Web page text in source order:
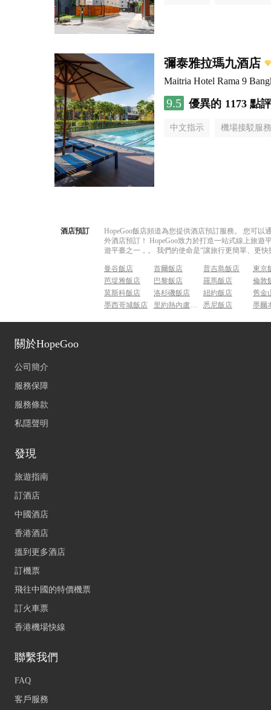
彌泰雅拉瑪九酒店
Maitria Hotel Rama 9
9.5 優異的 1173 點評
中文指示 機場接駁服務
酒店預訂
HopeGoo飯店頻道為您提供酒店預訂服務。 您可
外酒店預訂！ HopeGoo致力於打造一站式線上旅
遊平臺之一，。 我們的使命是“讓旅行更簡單、更
曼谷飯店 首爾飯店 普吉島飯店
東京
芭堤雅飯店
巴黎飯店 羅馬飯店
倫敦
莫斯科飯店
洛杉磯飯店 紐約飯店
舊金
墨西哥城飯店
里約熱內盧飯店 悉尼飯店 墨爾
關於HopeGoo
公司簡介
服務保障
服務條款
私隱聲明
發現
旅遊指南
訂酒店
中國酒店
香港酒店
搵到更多酒店
訂機票
飛往中國的特價機票
訂火車票
香港機場快線
聯繫我們
FAQ
客戶服務